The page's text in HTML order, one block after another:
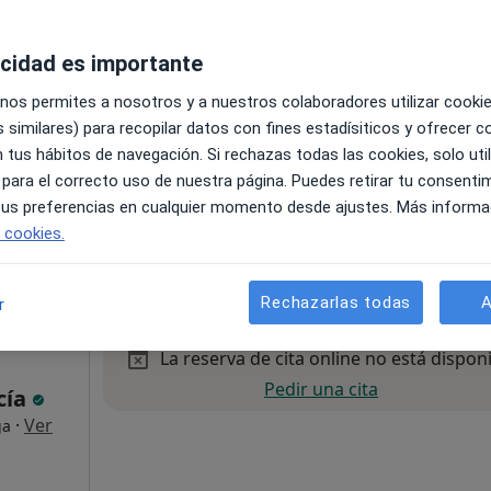
Talavera de la Reina•Mapa
· Ver
La reserva de cita online no está
Pedir una cita
es importante
permites a nosotros y a nuestros colaboradores utilizar
similares) para recopilar datos con fines estadísiticos y ofrecer
tus hábitos de navegación. Si rechazas todas las cookies, solo
el correcto uso de nuestra página. Puedes retirar tu
preferencias en cualquier momento desde ajustes. Más
Rechazarlas todas